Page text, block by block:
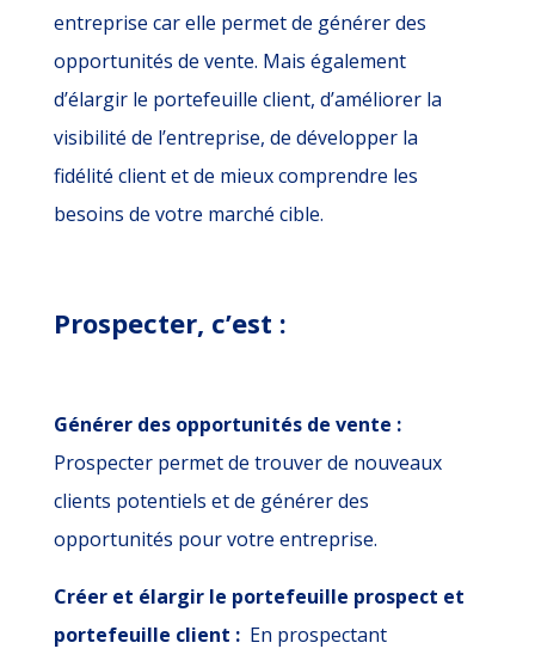
entreprise car elle permet de générer des
opportunités de vente. Mais également
d’élargir le portefeuille client, d’améliorer la
visibilité de l’entreprise, de développer la
fidélité client et de mieux comprendre les
besoins de votre marché cible.
Prospecter, c’est :
Générer des opportunités de vente :
Prospecter permet de trouver de nouveaux
clients potentiels et de générer des
opportunités pour votre entreprise.
Créer et élargir le portefeuille prospect et
portefeuille client :En prospectant